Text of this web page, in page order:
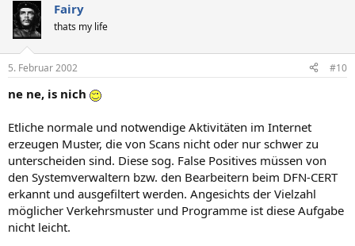
Fairy
thats my life
5. Februar 2002 #10
ne ne, is nich
Etliche normale und notwendige Aktivitäten im Internet
erzeugen Muster, die von Scans nicht oder nur schwer zu
unterscheiden sind. Diese sog. False Positives müssen von
den Systemverwaltern bzw. den Bearbeitern beim DFN-CERT
erkannt und ausgefiltert werden. Angesichts der Vielzahl
möglicher Verkehrsmuster und Programme ist diese Aufgabe
nicht leicht.